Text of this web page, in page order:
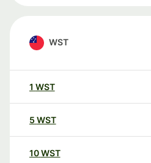
WST
1 WST
5 WST
10WST